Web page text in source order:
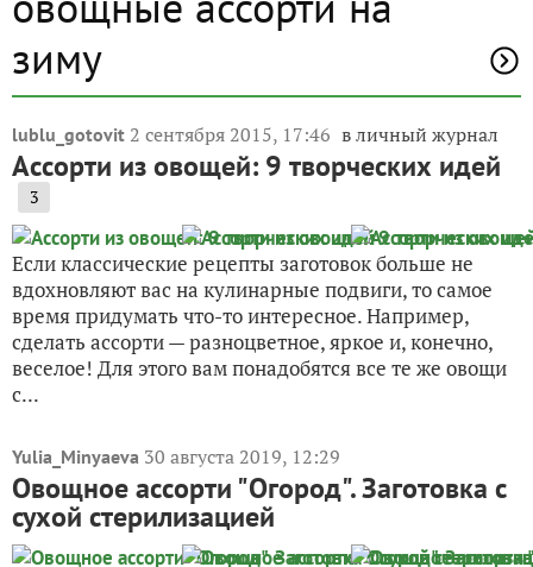
зиму
lublu_gotovit 2 сентября 2015, 17:46 в личный журнал
Ассорти из овощей: 9 творческих идей
3
Если классические рецепты заготовок больше не
вдохновляют вас на кулинарные подвиги, то самое
время придумать что-то интересное. Например,
сделать ассорти — разноцветное, яркое и, конечно,
веселое! Для этого вам понадобятся все те же овощи
с...
Yulia_Minyaeva 30 августа 2019, 12:29
Овощное ассорти "Огород". Заготовка с
сухой стерилизацией